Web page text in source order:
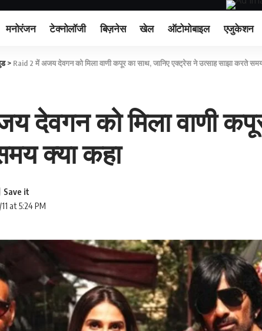
मनोरंजन टेक्नोलॉजी बिज़नेस खेल ऑटोमोबाइल एजुकेशन
> Raid 2 में अजय देवगन को मिला वाणी कपूर का साथ, जानिए एक्ट्रेस ने उत्साह साझा करते
देवगन को मिला वाणी
क्या कहा
at 5:24 PM